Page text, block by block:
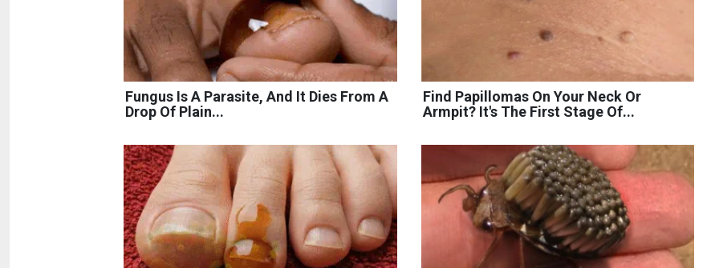
Fungus Is A Parasite, And It Dies From A
Drop Of Plain...
Find Papillomas On Your Neck Or
Armpit? It's The First Stage Of...